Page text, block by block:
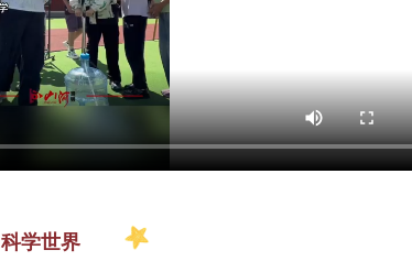
科学世界